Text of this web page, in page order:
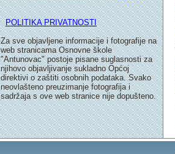
POLITIKA PRIVATNOSTI
Za sve objavljene informacije i fotografije na
web stranicama Osnovne škole
"Antunovac" postoje pisane suglasnosti za
njihovo objavljivanje sukladno Općoj
direktivi o zaštiti osobnih podataka. Svako
neovlašteno preuzimanje fotografija i
sadržaja s ove web stranice nije dopušteno.